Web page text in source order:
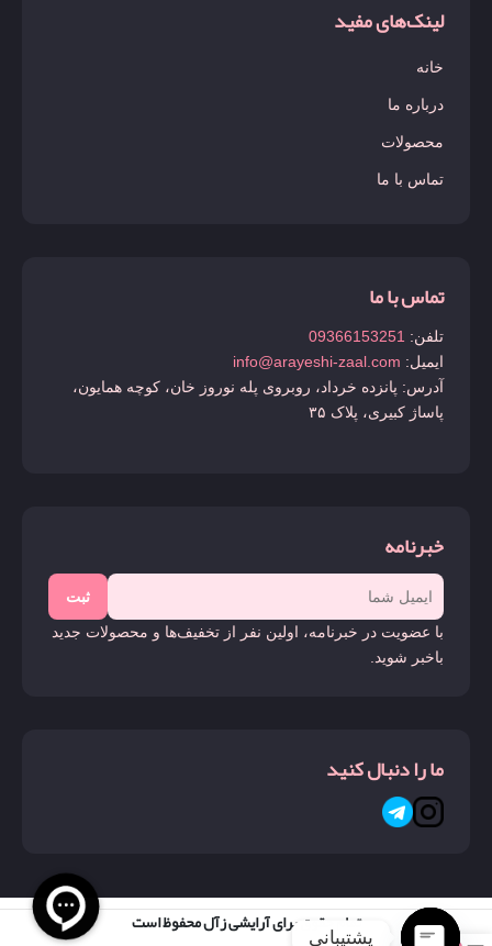
لینک‌های مفید
خانه
درباره ما
محصولات
تماس با ما
تماس با ما
تلفن: 09366153251
ایمیل: info@arayeshi-zaal.com
آدرس: پانزده خرداد، روبروی پله نوروز خان، کوچه همایون،
پاساژ کبیری، پلاک ۳۵
خبرنامه
ثبت
با عضویت در خبرنامه، اولین نفر از تخفیف‌ها و محصولات جدید
باخبر شوید.
ما را دنبال کنید
تمام حقوق برای آرایشی زآل محفوظ است
پشتیبانی